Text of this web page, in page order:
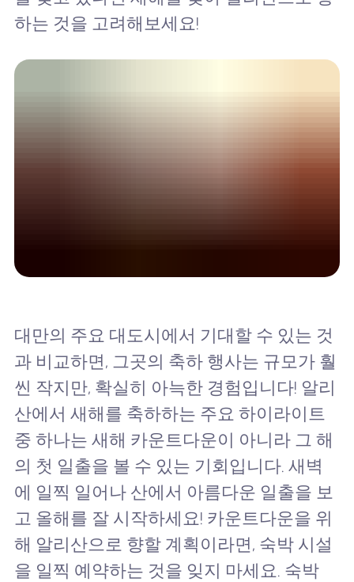
하는 것을 고려해보세요!
대만의 주요 대도시에서 기대할 수 있는 것
과 비교하면, 그곳의 축하 행사는 규모가 훨
씬 작지만, 확실히 아늑한 경험입니다! 알리
산에서 새해를 축하하는 주요 하이라이트
중 하나는 새해 카운트다운이 아니라 그 해
의 첫 일출을 볼 수 있는 기회입니다. 새벽
에 일찍 일어나 산에서 아름다운 일출을 보
고 올해를 잘 시작하세요! 카운트다운을 위
해 알리산으로 향할 계획이라면, 숙박 시설
을 일찍 예약하는 것을 잊지 마세요. 숙박